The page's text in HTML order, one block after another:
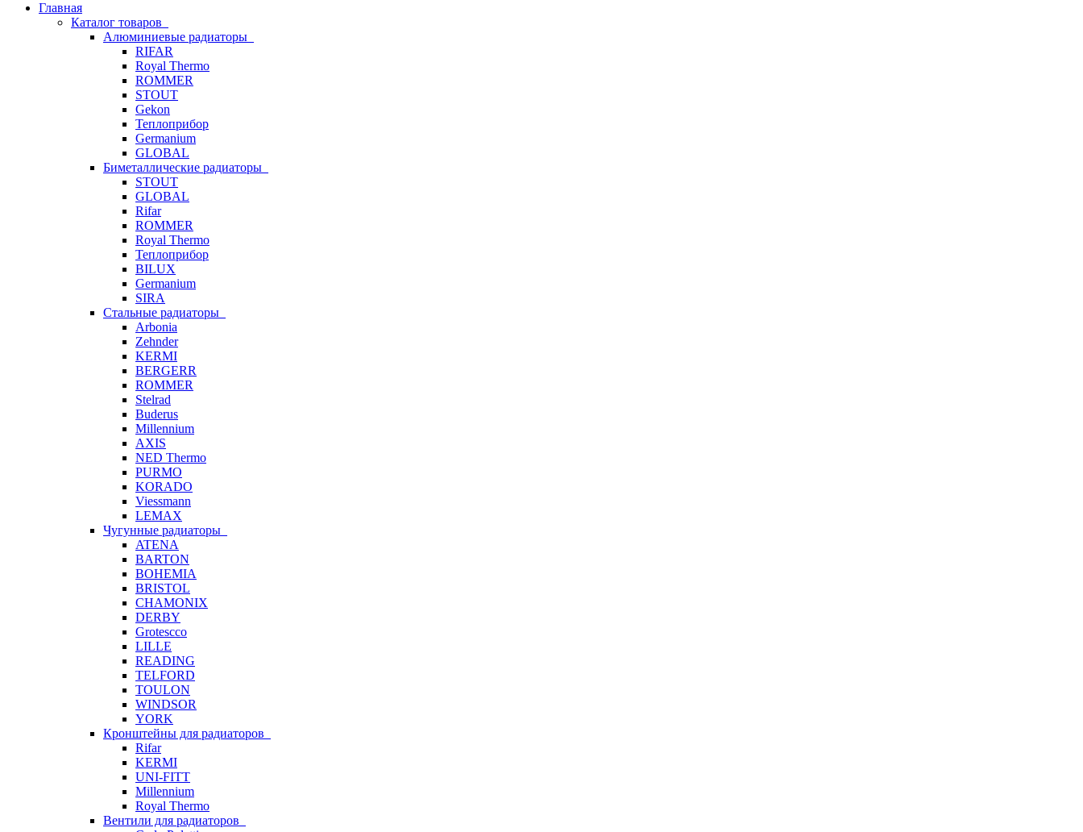
Главная
Каталог товаров
Алюминиевые радиаторы
RIFAR
Royal Thermo
ROMMER
STOUT
Gekon
Теплоприбор
Germanium
GLOBAL
Биметаллические радиаторы
STOUT
GLOBAL
Rifar
ROMMER
Royal Thermo
Теплоприбор
BILUX
Germanium
SIRA
Стальные радиаторы
Arbonia
Zehnder
KERMI
BERGERR
ROMMER
Stelrad
Buderus
Millennium
AXIS
NED Thermo
PURMO
KORADO
Viessmann
LEMAX
Чугунные радиаторы
ATENA
BARTON
BOHEMIA
BRISTOL
CHAMONIX
DERBY
Grotescco
LILLE
READING
TELFORD
TOULON
WINDSOR
YORK
Кронштейны для радиаторов
Rifar
KERMI
UNI-FITT
Millennium
Royal Thermo
Вентили для радиаторов